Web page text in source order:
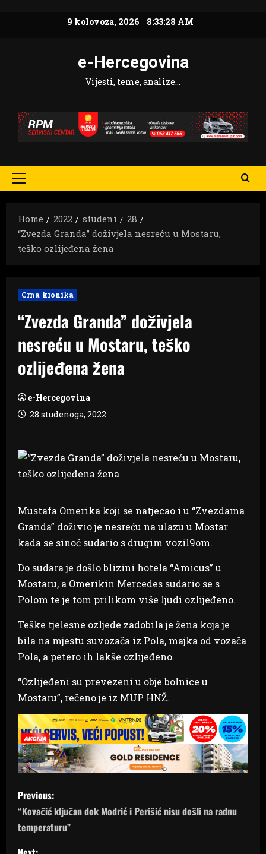
9 kolovoza, 2026 8:33:29 AM
e-Hercegovina
Vijesti, teme, analize…
Primary
Home
2022 studeni
28
“Zvezda Granda” doživjela nesreću u Mostaru,
teško ozlijeđena žena
Crna kronika
“Zvezda Granda” doživjela
nesreću u Mostaru, teško
ozlijeđena žena
e-Hercegovina
28 studenoga, 2022
Mustafa Omerika koji se natjecao i u “Zvezdama
Granda” doživio je nesreću na ulazu u Mostar
kada se sinoć sudario s drugim vozil9om.
Do sudara je došlo blizini hotela “Amicus” u
Mostaru, a Omerikin Mercedes sudario se s
Polom te je tom prilikom više ljudi ozlijeđeno.
Teške tjelesne ozljede zadobila je žena koja je
bila na mjestu suvozača iz Pola, majka od vozača
Pola, a petero ih lakše ozlijeđeno.
“Ozlijeđeni su prevezeni u obje bolnice u
Mostaru”, rečeno je iz MUP HNŽ.
P
o
s
Previous:
“Kovačić ključan dok Modrić i Perišić nisu došli na radnu
temperaturu”